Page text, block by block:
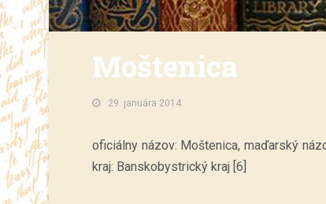
Moštenica
29. januára 2014.
oficiálny názov: Moštenica, maďarský
kraj: Banskobystrický kraj [6]